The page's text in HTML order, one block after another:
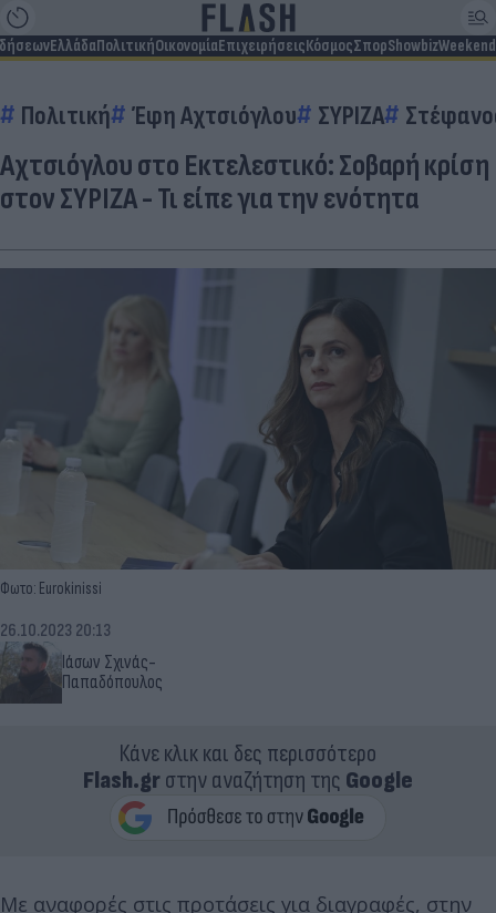
ΕλλάδαΠολιτικήΟικονομίαΕπιχειρήσειςΚόσμοςΣπορShowbizWeekend
Πολιτική Έφη Αχτσιόγλου ΣΥΡΙΖΑ
Αχτσιόγλου στο Εκτελεστικό: Σοβαρή κρίση
στον ΣΥΡΙΖΑ - Τι είπε για την ενότητα
Φωτο: Eurokinissi
Ιάσων Σχινάς-
Παπαδόπουλος
26.10.2023 20:13
Κάνε κλικ και δες περισσότερο
Flash.grστην αναζήτηση της Google
Με αναφορές στις προτάσεις για διαγραφές, στην